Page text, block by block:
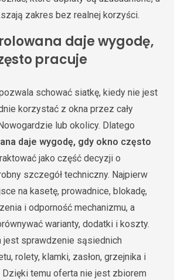
zakres bez realnej korzyści.
daje wygodę,
pracuje
schować siatkę, kiedy nie jest
korzystać z okna przez cały
lub okolicy. Dlatego
daje wygodę, gdy okno często
jako część decyzji o
szczegół techniczny. Najpierw
na kasetę, prowadnice, blokadę,
i odporność mechanizmu, a
warianty, dodatki i koszty.
jest sprawdzenie sąsiednich
rolety, klamki, zasłon, grzejnika i
temu oferta nie jest zbiorem